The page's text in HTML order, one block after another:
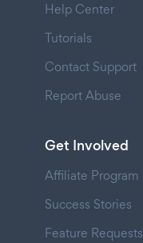
Help Center
Tutorials
Contact Support
Report Abuse
Get Involved
Affiliate Program
Success Stories
Feature Requests